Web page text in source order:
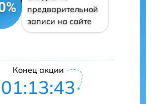
предварительной
записи на сайте
Конец акции
01:13:42